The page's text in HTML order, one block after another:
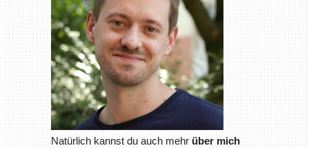
Natürlich kannst du auch mehr über mich